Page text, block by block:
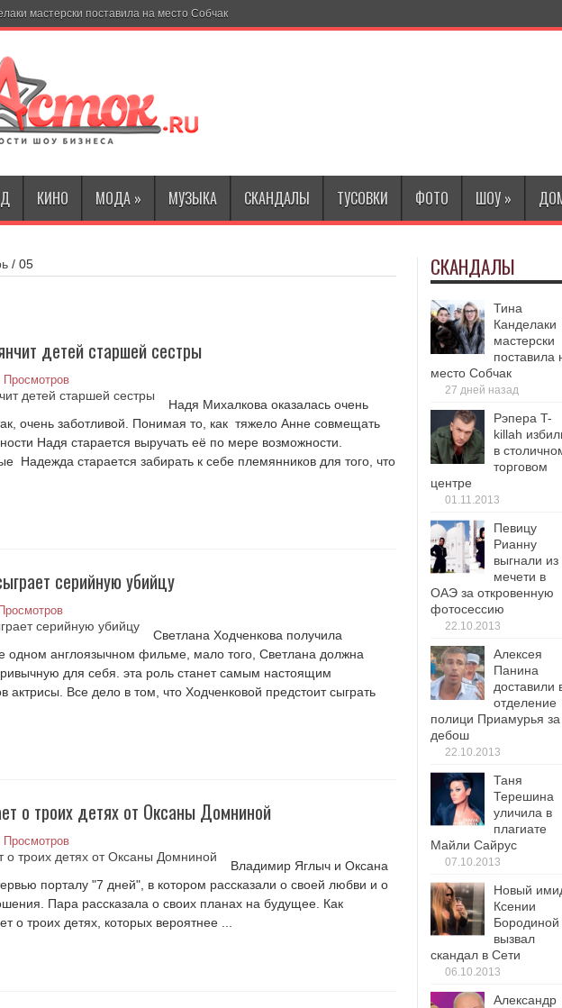
КИНО МОДА » МУЗЫКА СКАНДАЛЫ ТУСОВКИ ФОТО ШОУ »
/ 05
детей старшей сестры
Просмотров
Надя Михалкова оказалась очень
очень заботливой. Понимая то, как тяжело Анне совмещать
Надя старается выручать её по мере возможности.
Надежда старается забирать к себе племянников для того, что
серийную убийцу
Светлана Ходченкова получила
одном англоязычном фильме, мало того, Светлана должна
для себя. эта роль станет самым настоящим
актрисы. Все дело в том, что Ходченковой предстоит сыграть
о троих детях от Оксаны Домниной
Просмотров
Владимир Яглыч и Оксана
порталу "7 дней", в котором рассказали о своей любви и о
Пара рассказала о своих планах на будущее. Как
о троих детях, которых вероятнее ...
СКАНДАЛЫ
Тина
Канделаки
мастерски
поставила
место Собчак
27 дней назад
Рэпера T-
killah
в
торговом
центре
01.11.2013
Певицу
Рианну
выгнали из
мечети в
ОАЭ за откровенную
фотосессию
22.10.2013
Алексея
Панина
доставили
отделение
полици Приамурья за
дебош
22.10.2013
Таня
Терешина
уличила в
плагиате
Майли Сайрус
07.10.2013
Новый
Ксении
Бородиной
вызвал
скандал в Сети
06.10.2013
Александр